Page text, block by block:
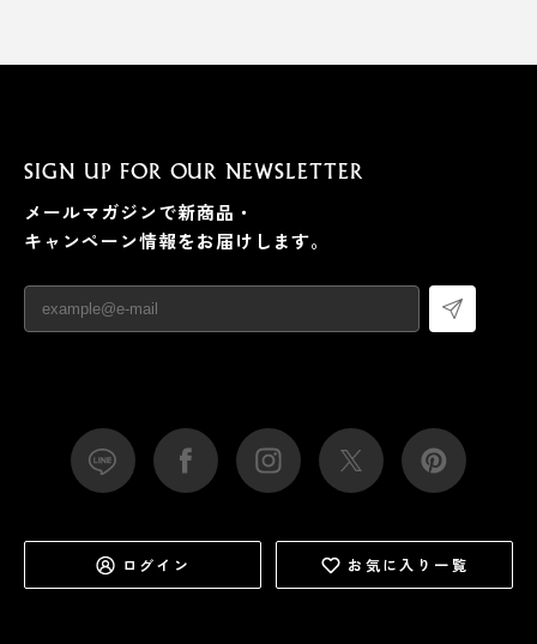
SIGN UP FOR OUR NEWSLETTER
メールマガジンで新商品・
キャンペーン情報をお届けします。
ログイン お気に入り一覧